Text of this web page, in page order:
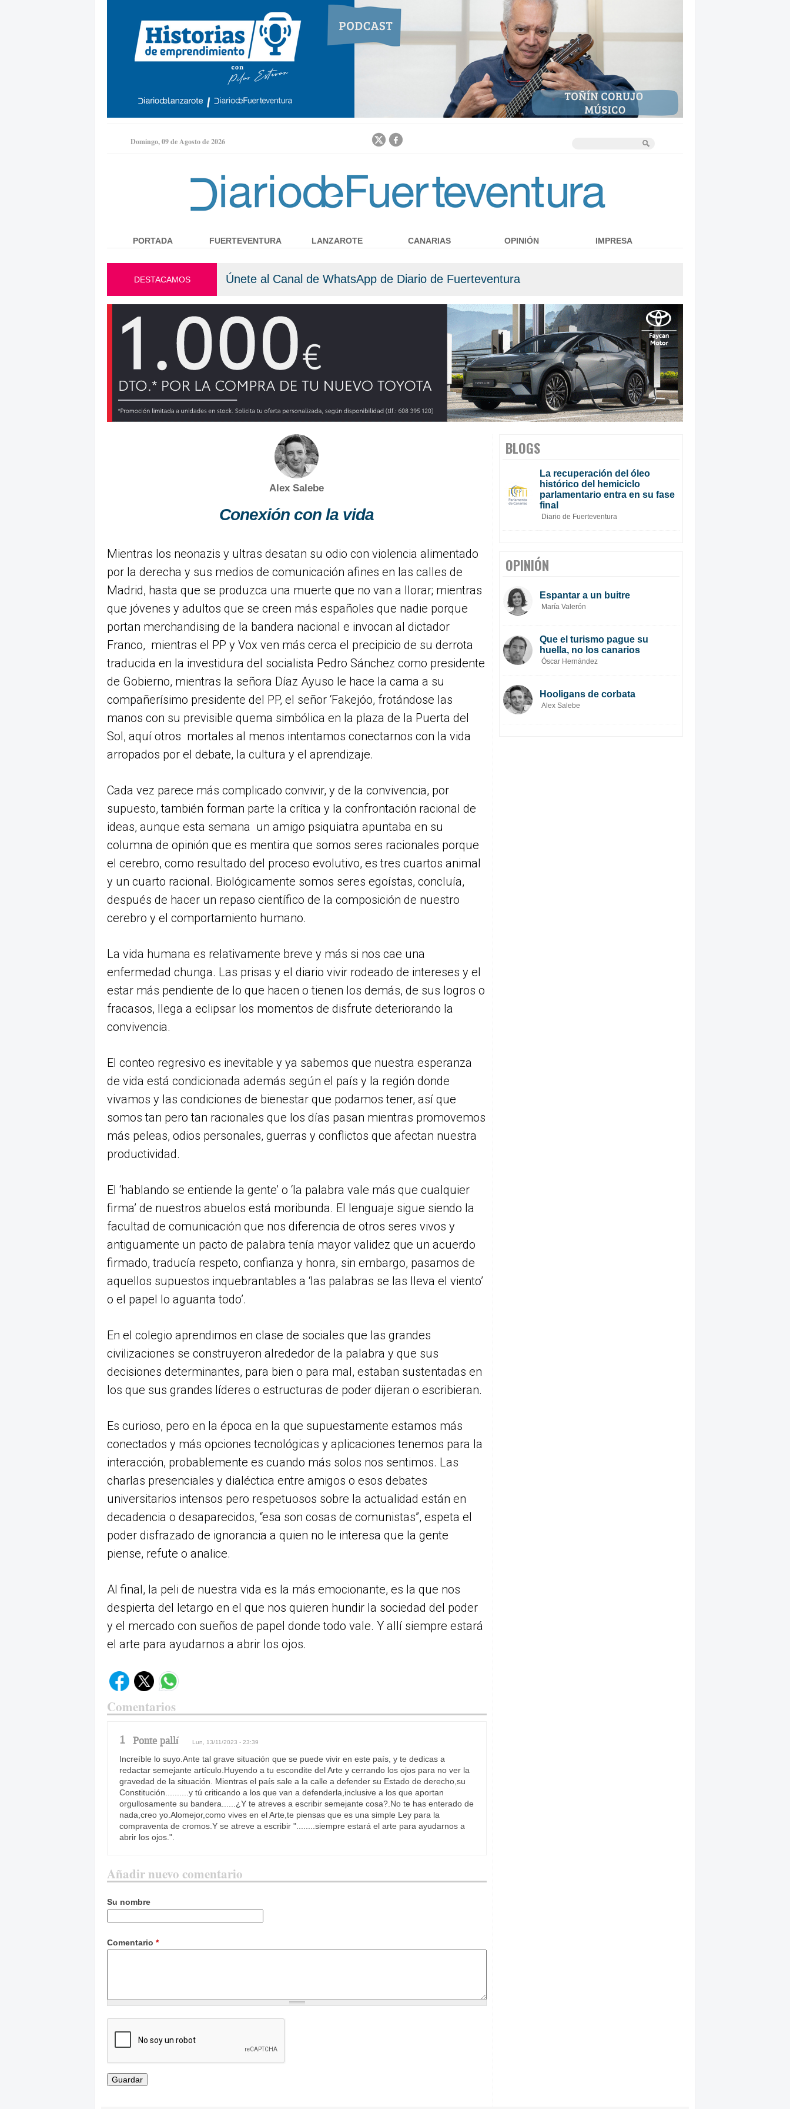
Jump to navigation
Domingo, 09 de Agosto de 2026
DESTACAMOS Únete al Canal de WhatsApp de Diario de Fuerteventura
Alex Salebe
Conexión con la vida
Mientras los neonazis y ultras desatan su odio con violencia alimentado
por la derecha y sus medios de comunicación afines en las calles de
Madrid, hasta que se produzca una muerte que no van a llorar; mientras
que jóvenes y adultos que se creen más españoles que nadie porque
portan merchandising de la bandera nacional e invocan al dictador
Franco, mientras el PP y Vox ven más cerca el precipicio de su derrota
traducida en la investidura del socialista Pedro Sánchez como presidente
de Gobierno, mientras la señora Díaz Ayuso le hace la cama a su
compañerísimo presidente del PP, el señor ‘Fakejóo, frotándose las
manos con su previsible quema simbólica en la plaza de la Puerta del
Sol, aquí otros mortales al menos intentamos conectarnos con la vida
arropados por el debate, la cultura y el aprendizaje.
Cada vez parece más complicado convivir, y de la convivencia, por
supuesto, también forman parte la crítica y la confrontación racional de
ideas, aunque esta semana un amigo psiquiatra apuntaba en su
columna de opinión que es mentira que somos seres racionales porque
el cerebro, como resultado del proceso evolutivo, es tres cuartos animal
y un cuarto racional. Biológicamente somos seres egoístas, concluía,
después de hacer un repaso científico de la composición de nuestro
cerebro y el comportamiento humano.
La vida humana es relativamente breve y más si nos cae una
enfermedad chunga. Las prisas y el diario vivir rodeado de intereses y el
estar más pendiente de lo que hacen o tienen los demás, de sus logros o
fracasos, llega a eclipsar los momentos de disfrute deteriorando la
convivencia.
El conteo regresivo es inevitable y ya sabemos que nuestra esperanza
de vida está condicionada además según el país y la región donde
vivamos y las condiciones de bienestar que podamos tener, así que
somos tan pero tan racionales que los días pasan mientras promovemos
más peleas, odios personales, guerras y conflictos que afectan nuestra
productividad.
El ‘hablando se entiende la gente’ o ‘la palabra vale más que cualquier
firma’ de nuestros abuelos está moribunda. El lenguaje sigue siendo la
facultad de comunicación que nos diferencia de otros seres vivos y
antiguamente un pacto de palabra tenía mayor validez que un acuerdo
firmado, traducía respeto, confianza y honra, sin embargo, pasamos de
aquellos supuestos inquebrantables a ‘las palabras se las lleva el viento’
o el papel lo aguanta todo’.
En el colegio aprendimos en clase de sociales que las grandes
civilizaciones se construyeron alrededor de la palabra y que sus
decisiones determinantes, para bien o para mal, estaban sustentadas en
los que sus grandes líderes o estructuras de poder dijeran o escribieran.
Es curioso, pero en la época en la que supuestamente estamos más
conectados y más opciones tecnológicas y aplicaciones tenemos para la
interacción, probablemente es cuando más solos nos sentimos. Las
charlas presenciales y dialéctica entre amigos o esos debates
universitarios intensos pero respetuosos sobre la actualidad están en
decadencia o desaparecidos, “esa son cosas de comunistas”, espeta el
poder disfrazado de ignorancia a quien no le interesa que la gente
piense, refute o analice.
Al final, la peli de nuestra vida es la más emocionante, es la que nos
despierta del letargo en el que nos quieren hundir la sociedad del poder
y el mercado con sueños de papel donde todo vale. Y allí siempre estará
el arte para ayudarnos a abrir los ojos.
Comentarios
1 Ponte pallí Lun, 13/11/2023 - 23:39
Increíble lo suyo.Ante tal grave situación que se puede vivir en este país, y te dedicas a
redactar semejante artículo.Huyendo a tu escondite del Arte y cerrando los ojos para no ver la
gravedad de la situación. Mientras el país sale a la calle a defender su Estado de derecho,su
Constitución..........y tú criticando a los que van a defenderla,inclusive a los que aportan
orgullosamente su bandera......¿Y te atreves a escribir semejante cosa?.No te has enterado de
nada,creo yo.Alomejor,como vives en el Arte,te piensas que es una simple Ley para la
compraventa de cromos.Y se atreve a escribir "........siempre estará el arte para ayudarnos a
abrir los ojos.".
Añadir nuevo comentario
Su nombre
Comentario *
PORTADA FUERTEVENTURA LANZAROTE CANARIAS OPINIÓN IMPRESA
BLOGS
La recuperación del óleo
histórico del hemiciclo
parlamentario entra en su fase
final
Diario de Fuerteventura
OPINIÓN
Espantar a un buitre
María Valerón
Que el turismo pague su
huella, no los canarios
Óscar Hernández
Hooligans de corbata
Alex Salebe